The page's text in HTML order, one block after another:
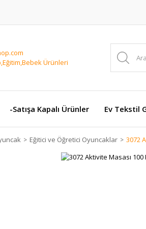
-Satışa Kapalı Ürünler Ev Tekstil
Eğitici ve Öğretici Oyuncaklar 3072